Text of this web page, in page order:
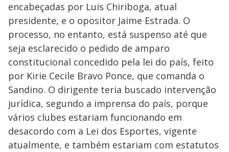
encabeçadas por Luis Chiriboga, atual
presidente, e o opositor Jaime Estrada. O
processo, no entanto, está suspenso até que
seja esclarecido o pedido de amparo
constitucional concedido pela lei do país, feito
por Kirie Cecile Bravo Ponce, que comanda o
Sandino. O dirigente teria buscado intervenção
jurídica, segundo a imprensa do país, porque
vários clubes estariam funcionando em
desacordo com a Lei dos Esportes, vigente
atualmente, e também estariam com estatutos